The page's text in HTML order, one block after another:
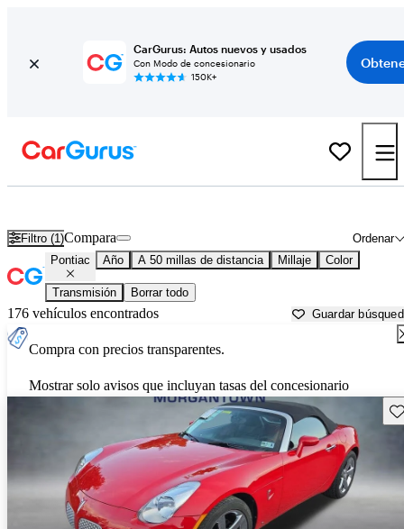
CarGurus: Autos nuevos y usados
Con Modo de concesionario
150K+
Filtro (1) Ordenar
Compara
Pontiac Año A 50 millas de distancia Millaje Color
Transmisión Borrar todo
176 vehículos encontrados Guardar
Compra con precios transparentes.
Mostrar solo avisos que incluyan tasas del concesionario